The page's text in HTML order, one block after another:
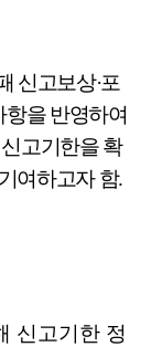
신고보상·포
항을 반영하여
고기한을 확
여하고자 함.
신고기한 정